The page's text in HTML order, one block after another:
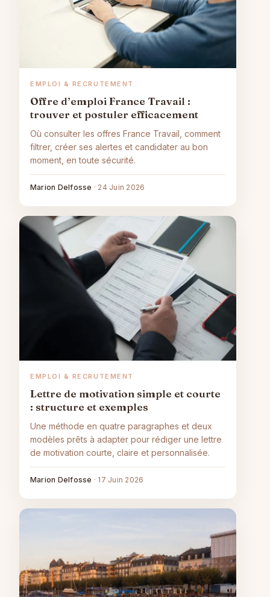
EMPLOI & RECRUTEMENT
Offre d’emploi France Travail :
trouver et postuler efficacement
Où consulter les offres France Travail, comment
filtrer, créer ses alertes et candidater au bon
moment, en toute sécurité.
Marion Delfosse · 24 Juin 2026
EMPLOI & RECRUTEMENT
Lettre de motivation simple et courte
: structure et exemples
Une méthode en quatre paragraphes et deux
modèles prêts à adapter pour rédiger une lettre
de motivation courte, claire et personnalisée.
Marion Delfosse · 17 Juin 2026